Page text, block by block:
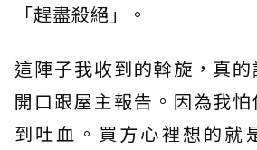
「趕盡殺絕」。
這陣子我收到的斡旋，真
開口跟屋主報告。因為我
到吐血。買方心裡想的就